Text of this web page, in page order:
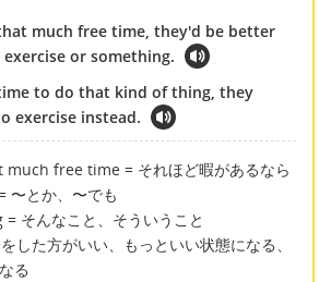
much free time, they'd be better
or something.
to do that kind of thing, they
exercise instead.
free time = それほど暇があるなら
〜とか、〜でも
そんなこと、そういうこと
した方がいい、もっといい状態になる、
る